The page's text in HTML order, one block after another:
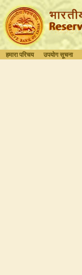
हमारा परिचय उपयोग सूचना